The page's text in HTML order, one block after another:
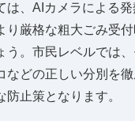
は、AIカメラによる
り厳格な粗大ごみ受
う。市民レベルでは
などの正しい分別を徹
止策となります。